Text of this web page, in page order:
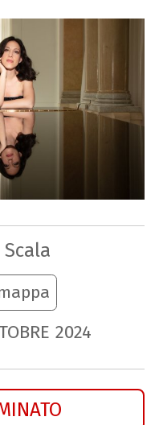
2024